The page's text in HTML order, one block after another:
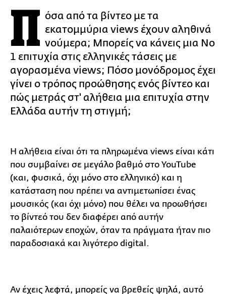
Π όσα από τα βίντεο με τα
εκατομμύρια views έχουν αληθινά
νούμερα; Μπορείς να κάνεις μια Νο
1 επιτυχία στις ελληνικές τάσεις με
αγορασμένα views; Πόσο μονόδρομος έχει
γίνει ο τρόπος προώθησης ενός βίντεο και
πώς μετράς στ' αλήθεια μια επιτυχία στην
Ελλάδα αυτήν τη στιγμή;
Η αλήθεια είναι ότι τα πληρωμένα views είναι κάτι
που συμβαίνει σε μεγάλο βαθμό στο YouTube
(και, φυσικά, όχι μόνο στο ελληνικό) και η
κατάσταση που πρέπει να αντιμετωπίσει ένας
μουσικός (και όχι μόνο) που θέλει να προωθήσει
το βίντεό του δεν διαφέρει από αυτήν
παλαιότερων εποχών, όταν τα πράγματα ήταν πιο
παραδοσιακά και λιγότερο digital.
Αν έχεις λεφτά, μπορείς να βρεθείς ψηλά, αυτό